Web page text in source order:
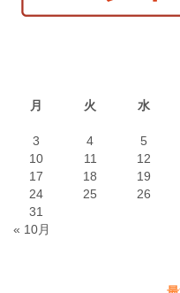
月 火 水
3
4 5
10
11 12
17
18 19
24
25 26
31
« 10月